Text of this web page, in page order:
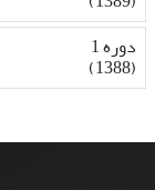
دوره 1
(1388)